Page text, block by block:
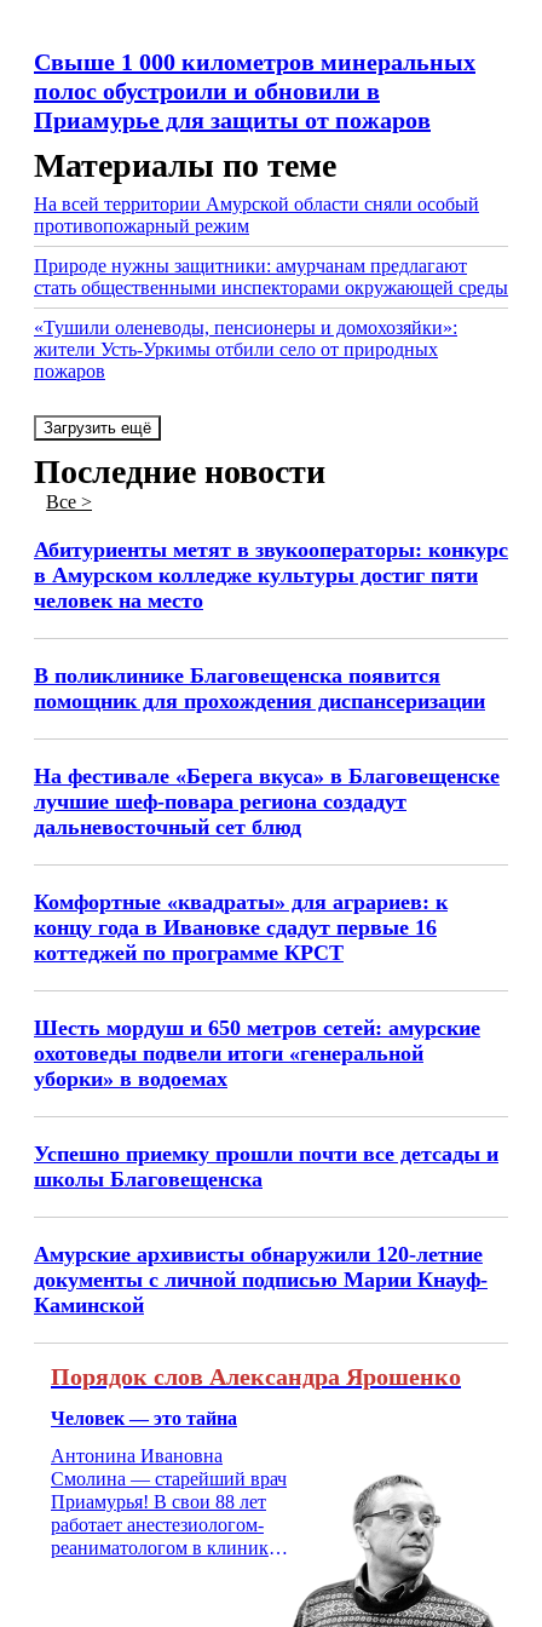
Свыше 1 000 километров минеральных
полос обустроили и обновили в
Приамурье для защиты от пожаров
Материалы по теме
На всей территории Амурской области сняли особый
противопoжарный режим
Природе нужны защитники: амурчанам предлагают
стать общественными инспекторами окружающей среды
«Тушили оленеводы, пенсионеры и домохозяйки»:
жители Усть-Уркимы отбили село от природных
пожаров
Загрузить ещё
Последние новости
Все >
Абитуриенты метят в звукооператоры: конкурс
в Амурском колледже культуры достиг пяти
человек на место
В поликлинике Благовещенска появится
помощник для прохождения диспансеризации
На фестивале «Берега вкуса» в Благовещенске
лучшие шеф-повара региона создадут
дальневосточный сет блюд
Комфортные «квадраты» для аграриев: к
концу года в Ивановке сдадут первые 16
коттеджей по программе КРСТ
Шесть мордуш и 650 метров сетей: амурские
охотоведы подвели итоги «генеральной
уборки» в водоемах
Успешно приемку прошли почти все детсады и
школы Благовещенска
Амурские архивисты обнаружили 120-летние
документы с личной подписью Марии Кнауф-
Каминской
Порядок слов Александра Ярошенко
Человек — это тайна
Антонина Ивановна
Смолина — старейший врач
Приамурья! В свои 88 лет
работает анестезиологом-
реаниматологом в клинике